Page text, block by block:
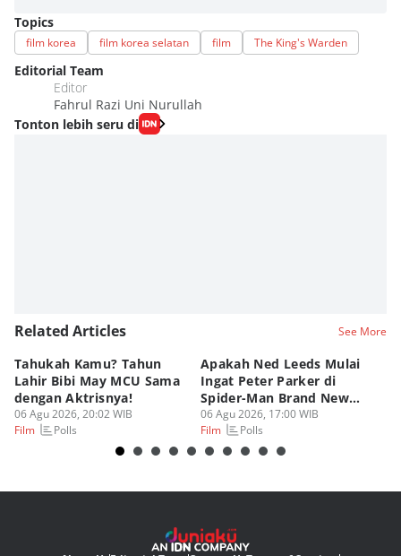
Topics
film korea film korea selatan film The King's Warden
Editorial Team
Editor
Fahrul Razi Uni Nurullah
Tonton lebih seru di
Related Articles See More
Tahukah Kamu? Tahun
Lahir Bibi May MCU Sama
dengan Aktrisnya!
06 Agu 2026, 20:02 WIB
Film
Polls
Apakah Ned Leeds Mulai
Ingat Peter Parker di
Spider-Man Brand New
Day?
06 Agu 2026, 17:00 WIB
Film
Polls